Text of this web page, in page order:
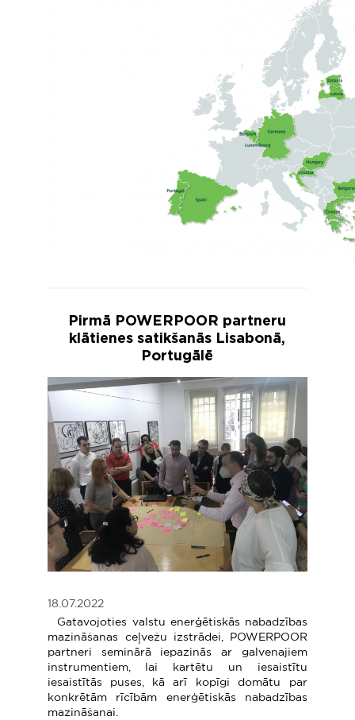
Pirmā POWERPOOR partneru
klātienes satikšanās Lisabonā,
Portugālē
18.07.2022
Gatavojoties valstu enerģētiskās nabadzības
mazināšanas ceļvežu izstrādei, POWERPOOR
partneri seminārā iepazinās ar galvenajiem
instrumentiem, lai kartētu un iesaistītu
iesaistītās puses, kā arī kopīgi domātu par
konkrētām rīcībām enerģētiskās nabadzības
mazināšanai.